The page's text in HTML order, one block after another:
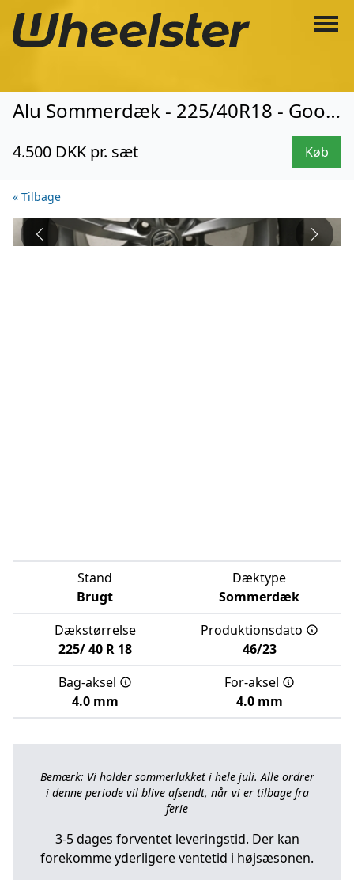
Alu Sommerdæk - 225/40R18 - Goodyear (8136)
4.500 DKK pr. sæt Køb
« Tilbage
Stand
Brugt
Dæktype
Sommerdæk
Dækstørrelse
225/ 40 R 18
Produktionsdato
46/23
Bag-aksel
4.0 mm
For-aksel
4.0 mm
Bemærk: Vi holder sommerlukket i hele juli. Alle ordrer
i denne periode vil blive afsendt, når vi er tilbage fra
ferie
3-5 dages forventet leveringstid. Der kan
forekomme yderligere ventetid i højsæsonen.